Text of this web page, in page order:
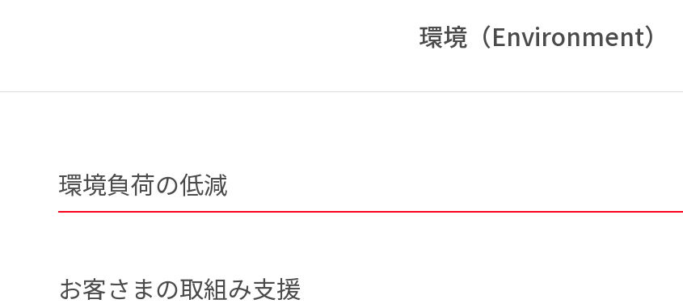
環境（Environment）
環境負荷の低減
お客さまの取組み支援